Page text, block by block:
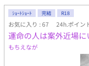
ｼｮｰﾄｼｮｰﾄ 完結 R18
お気に入り : 67 24h.ポイン
運命の人は案外近場に
もちえなが